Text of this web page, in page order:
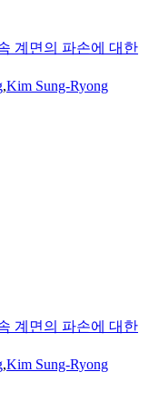
계면의 파손에 대한
,Kim Sung-Ryong
계면의 파손에 대한
,Kim Sung-Ryong